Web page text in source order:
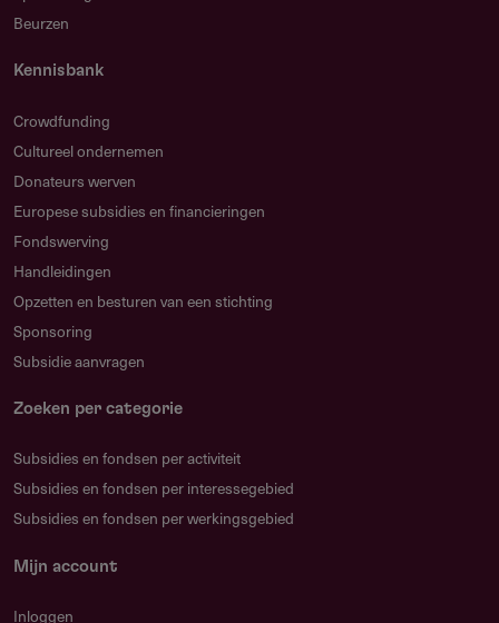
Beurzen
Kennisbank
Crowdfunding
Cultureel ondernemen
Donateurs werven
Europese subsidies en financieringen
Fondswerving
Handleidingen
Opzetten en besturen van een stichting
Sponsoring
Subsidie aanvragen
Zoeken per categorie
Subsidies en fondsen per activiteit
Subsidies en fondsen per interessegebied
Subsidies en fondsen per werkingsgebied
Mijn account
Inloggen